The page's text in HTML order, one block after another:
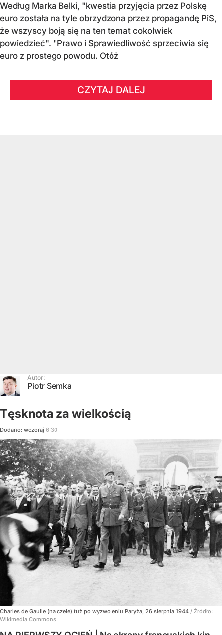
Według Marka Belki, "kwestia przyjęcia przez Polskę
euro została na tyle obrzydzona przez propagandę PiS,
że wszyscy boją się na ten temat cokolwiek
powiedzieć". "Prawo i Sprawiedliwość sprzeciwia się
euro z prostego powodu. Otóż
CZYTAJ DALEJ
Autor:
Piotr Semka
Tęsknota za wielkością
Dodano: wczoraj 6:30
Charles de Gaulle (na czele) tuż po wyzwoleniu Paryża, 26 sierpnia 1944 / Źródło:
Wikimedia Commons